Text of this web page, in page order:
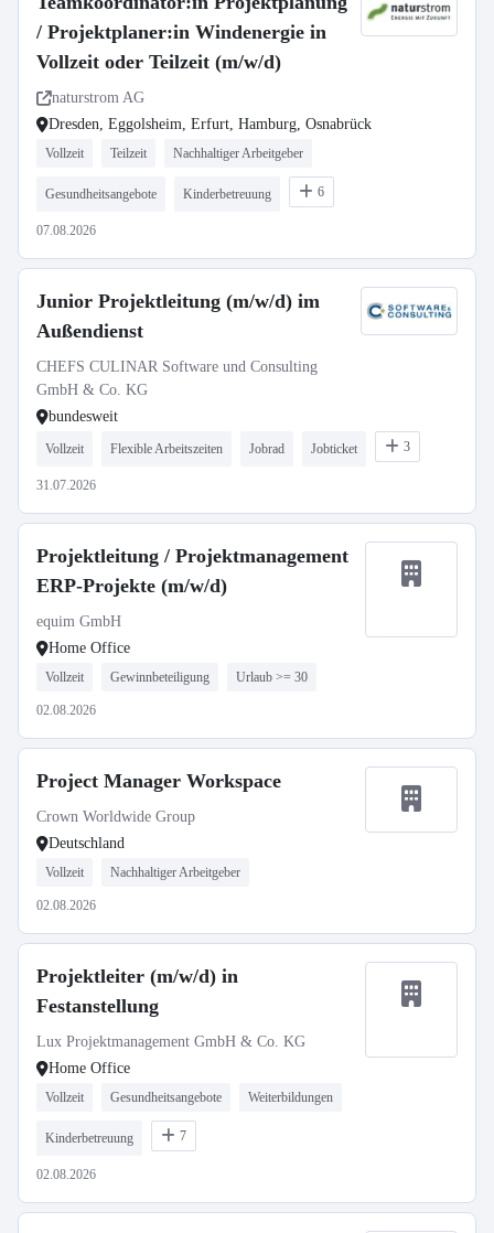
/ Projektplaner:in Windenergie in
Vollzeit oder Teilzeit (m/w/d)
naturstrom AG
Dresden, Eggolsheim, Erfurt, Hamburg, Osnabrück
Vollzeit Teilzeit Nachhaltiger Arbeitgeber
Gesundheitsangebote Kinderbetreuung 6
07.08.2026
Junior Projektleitung (m/w/d) im
Außendienst
CHEFS CULINAR Software und Consulting
GmbH & Co. KG
bundesweit
Vollzeit Flexible Arbeitszeiten Jobrad Jobticket 3
31.07.2026
Projektleitung / Projektmanagement
ERP-Projekte (m/w/d)
equim GmbH
Home Office
Vollzeit Gewinnbeteiligung Urlaub >= 30
02.08.2026
Project Manager Workspace
Crown Worldwide Group
Deutschland
Vollzeit Nachhaltiger Arbeitgeber
02.08.2026
Projektleiter (m/w/d) in
Festanstellung
Lux Projektmanagement GmbH & Co. KG
Home Office
Vollzeit Gesundheitsangebote Weiterbildungen
Kinderbetreuung 7
02.08.2026